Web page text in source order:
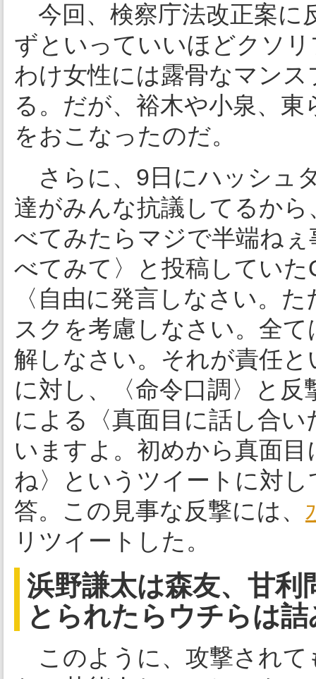
今回、検察庁法改正案に
ずといっていいほどクソ
わけ女性には露骨なマン
る。だが、裕木や小泉、
をおこなったのだ。
さらに、9日にハッシュ
達がみんな抗議してるか
べてみたらマジで半端ね
べてみて〉と投稿してい
〈自由に発言しなさい。
スクを考慮しなさい。全
解しなさい。それが責任
に対し、〈命令口調〉と
による〈真面目に話し合
いますよ。初めから真面
ね〉というツイートに対
答。この見事な反撃には、
リツイートした。
浜野謙太は森友、甘
とられたらウチらは
このように、攻撃されて